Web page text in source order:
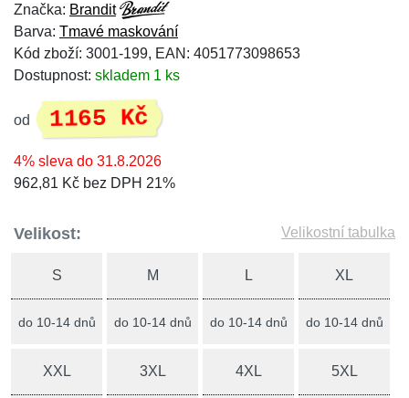
Značka: Brandit
Barva: Tmavé maskování
Kód zboží: 3001-199, EAN: 4051773098653
Dostupnost: skladem 1 ks
od 1165 Kč
4% sleva do 31.8.2026
962,81 Kč bez DPH 21%
Velikost: Velikostní tabulka
S
do 10-14 dnů
M
do 10-14 dnů
L
do 10-14 dnů
XL
do 10-14 dnů
XXL 3XL 4XL 5XL